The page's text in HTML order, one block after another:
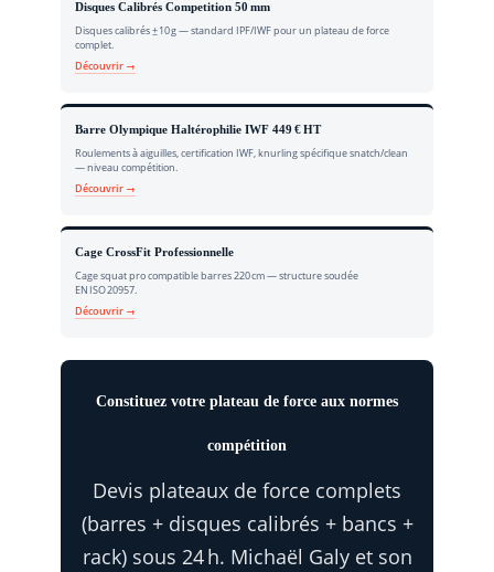
Disques Calibrés Competition 50 mm
Disques calibrés ± 10 g — standard IPF/IWF pour un plateau de force
complet.
Découvrir →
Barre Olympique Haltérophilie IWF 449 € HT
Roulements à aiguilles, certification IWF, knurling spécifique snatch/clean
— niveau compétition.
Découvrir →
Cage CrossFit Professionnelle
Cage squat pro compatible barres 220 cm — structure soudée
EN ISO 20957.
Découvrir →
Constituez votre plateau de force aux normes
compétition
Devis plateaux de force complets
(barres + disques calibrés + bancs +
rack) sous 24 h. Michaël Galy et son